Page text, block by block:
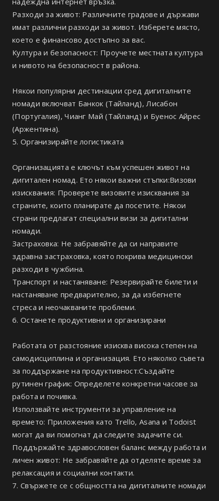
Разходи за живот: Различните градове и държави
имат различни разходи за живот. Изберете място,
което е финансово достъпно за вас.
Култура и безопасност: Проучете местната култура
и нивото на безопасност в района.
Някои популярни дестинации сред дигиталните
номади включват Банкок (Тайланд), Лисабон
(Португалия), Чианг Май (Тайланд) и Буенос Айрес
(Аржентина).
5. Организирайте логистиката
Организацията е ключът към успешен живот на
дигитален номад. Ето някои важни стъпки:Визови
изисквания: Проверете визовите изисквания за
страните, които планирате да посетите. Някои
страни предлагат специални визи за дигитални
номади.
Застраховка: Не забравяйте да си направите
здравна застраховка, която покрива медицински
разходи в чужбина.
Транспорт и настаняване: Резервирайте билети и
настаняване предварително, за да избегнете
стреса и неочакваните проблеми.
6. Останете продуктивни и организирани
Работата от разстояние изисква висока степен на
самодисциплина и организация. Ето няколко съвета
за поддържане на продуктивност:Създайте
рутинен график: Определете конкретни часове за
работа и почивка.
Използвайте инструменти за управление на
времето: Приложения като Trello, Asana и Todoist
могат да ви помогнат да следите задачите си.
Поддържайте здравословен баланс между работа и
личен живот: Не забравяйте да отделяте време за
релаксация и социални контакти.
7. Свържете се с общността на дигиталните номади